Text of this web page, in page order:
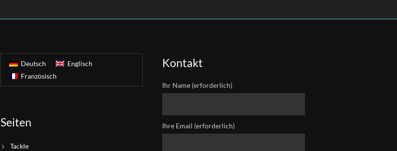
Deutsch
Englisch
Französisch
Seiten
Tackle
Kontakt
Ihr Name (erforderlich)
Ihre Email (erforderlich)